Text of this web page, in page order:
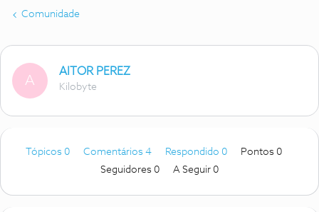
Comunidade
A
AITOR PEREZ
Kilobyte
Tópicos 0 Comentários 4 Respondido 0
Pontos 0
Seguidores 0 A Seguir 0